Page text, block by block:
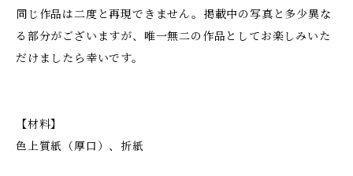
同じ作品は二度と再現できません。掲載中の写真と多少異な
る部分がございますが、唯一無二の作品としてお楽しみいた
だけましたら幸いです。
【材料】
色上質紙（厚口）、折紙